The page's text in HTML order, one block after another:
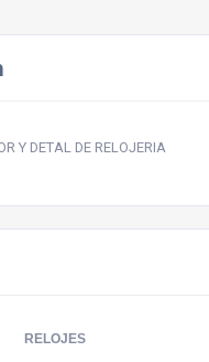
Y DETAL DE RELOJERIA
RELOJES